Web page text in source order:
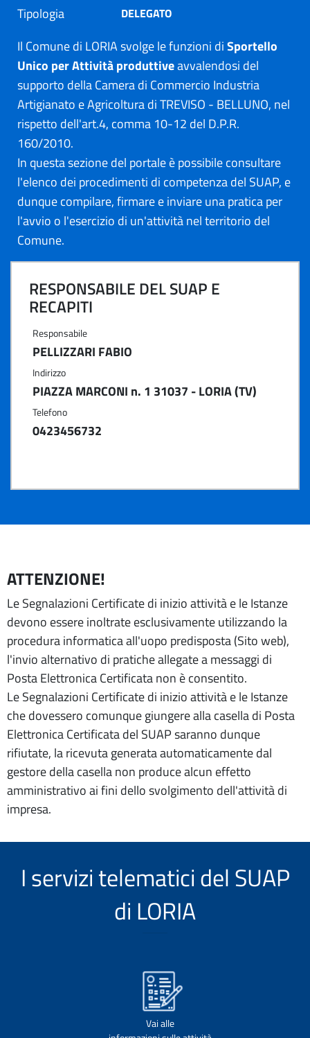
Tipologia DELEGATO
Il Comune di LORIA svolge le funzioni diSportello
Unico per Attività produttiveavvalendosi del
supporto della Camera di Commercio Industria
Artigianato e Agricoltura di TREVISO - BELLUNO, nel
rispetto dell'art.4, comma 10-12 del D.P.R.
160/2010.
In questa sezione del portale è possibile consultare
l'elenco dei procedimenti di competenza del SUAP, e
dunque compilare, firmare e inviare una pratica per
l'avvio o l'esercizio di un'attività nel territorio del
Comune.
RESPONSABILE DEL SUAP E
RECAPITI
Responsabile
PELLIZZARI FABIO
Indirizzo
PIAZZA MARCONI n. 1 31037 - LORIA (TV)
Telefono
0423456732
ATTENZIONE!
Le Segnalazioni Certificate di inizio attività e le Istanze
devono essere inoltrate esclusivamente utilizzando la
procedura informatica all'uopo predisposta (Sito web),
l'invio alternativo di pratiche allegate a messaggi di
Posta Elettronica Certificata non è consentito.
Le Segnalazioni Certificate di inizio attività e le Istanze
che dovessero comunque giungere alla casella di Posta
Elettronica Certificata del SUAP saranno dunque
rifiutate, la ricevuta generata automaticamente dal
gestore della casella non produce alcun effetto
amministrativo ai fini dello svolgimento dell'attività di
impresa.
I servizi telematici del SUAP
di LORIA
Vai alle